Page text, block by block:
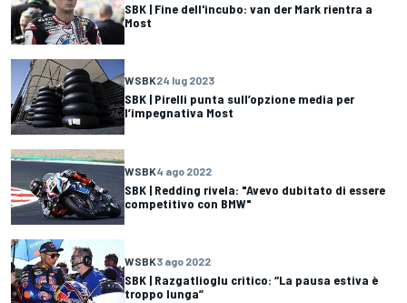
SBK | Fine dell'incubo: van der Mark rientra a
Most
WSBK24 lug 2023
SBK | Pirelli punta sull’opzione media per
l’impegnativa Most
WSBK4 ago 2022
SBK | Redding rivela: "Avevo dubitato di essere
competitivo con BMW"
WSBK3 ago 2022
SBK | Razgatlioglu critico: “La pausa estiva è
troppo lunga”